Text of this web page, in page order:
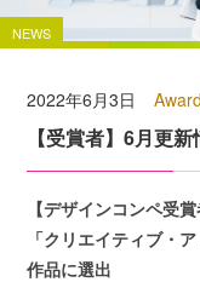
NEWS
2022年6月3日
【受賞者】6月更新
【デザインコンペ受
「クリエイティブ・
作品に選出